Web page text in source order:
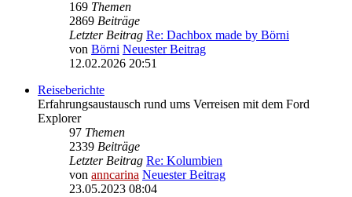
169 Themen
2869 Beiträge
Letzter Beitrag Re: Dachbox made by Börni
von Börni Neuester Beitrag
12.02.2026 20:51
Reiseberichte
Erfahrungsaustausch rund ums Verreisen mit dem Ford
Explorer
97 Themen
2339 Beiträge
Letzter Beitrag Re: Kolumbien
von anncarina Neuester Beitrag
23.05.2023 08:04